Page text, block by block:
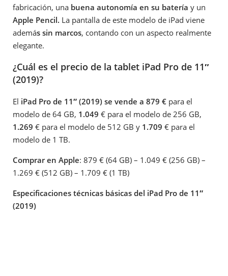
fabricación, una buena autonomía en su batería y un
Apple Pencil. La pantalla de este modelo de iPad viene
además sin marcos, contando con un aspecto realmente
elegante.
¿Cuál es el precio de la tablet iPad Pro de 11″
(2019)?
El iPad Pro de 11″ (2019) se vende a 879 € para el
modelo de 64 GB, 1.049 € para el modelo de 256 GB,
1.269 € para el modelo de 512 GB y 1.709 € para el
modelo de 1 TB.
Comprar en Apple: 879 € (64 GB) – 1.049 € (256 GB) –
1.269 € (512 GB) – 1.709 € (1 TB)
Especificaciones técnicas básicas del iPad Pro de 11″
(2019)